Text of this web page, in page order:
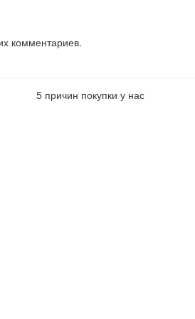
комментариев.
5 причин покупки у нас